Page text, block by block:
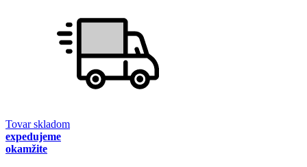
Tovar skladom
expedujeme
okamžite